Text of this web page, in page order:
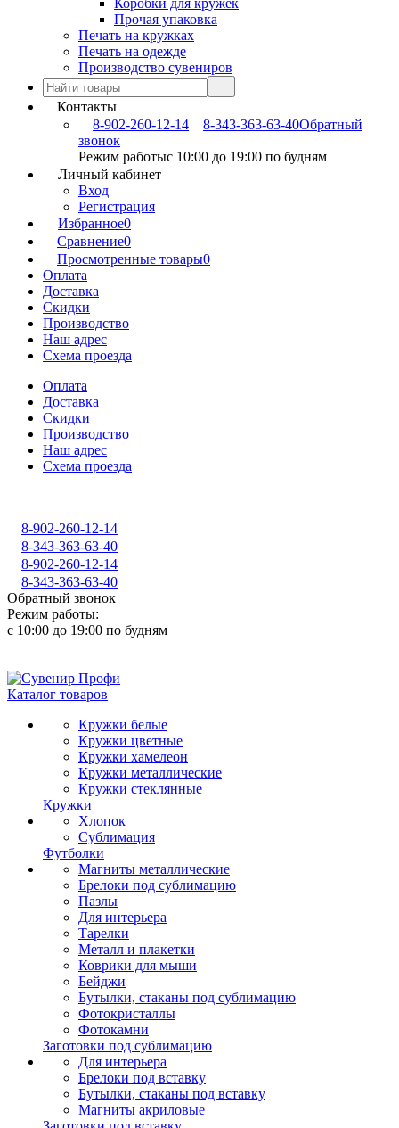
Коробки для кружек
Прочая упаковка
Печать на кружках
Печать на одежде
Производство сувениров
Контакты
8-902-260-12-14
8-343-363-63-40Обратный
звонок
Режим работыс 10:00 до 19:00 по будням
Личный кабинет
Вход
Регистрация
Избранное0
Сравнение0
Просмотренные товары0
Оплата
Доставка
Скидки
Производство
Наш адрес
Схема проезда
Оплата
Доставка
Скидки
Производство
Наш адрес
Схема проезда
8-902-260-12-14
8-343-363-63-40
8-902-260-12-14
8-343-363-63-40
Обратный звонок
Режим работы:
с 10:00 до 19:00 по будням
Каталог товаров
Кружки белые
Кружки цветные
Кружки хамелеон
Кружки металлические
Кружки стеклянные
Кружки
Хлопок
Сублимация
Футболки
Магниты металлические
Брелоки под сублимацию
Пазлы
Для интерьера
Тарелки
Металл и плакетки
Коврики для мыши
Бейджи
Бутылки, стаканы под сублимацию
Фотокристаллы
Фотокамни
Заготовки под сублимацию
Для интерьера
Брелоки под вставку
Бутылки, стаканы под вставку
Магниты акриловые